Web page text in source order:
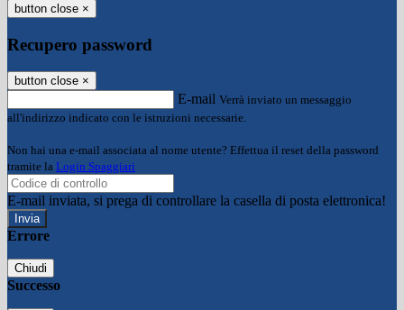
button close ×
Recupero password
button close ×
E-mail Verrà inviato un messaggio
all'indirizzo indicato con le istruzioni necessarie.
Non hai una e-mail associata al nome utente? Effettua il reset della password
tramite la Login Spaggiari
E-mail inviata, si prega di controllare la casella di posta elettronica!
Errore
Chiudi
Successo